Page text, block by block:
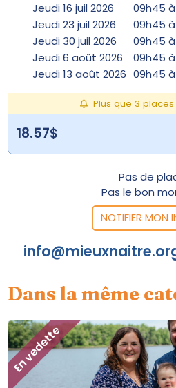
Jeudi 16 juil 2026
09h45 à
Jeudi 23 juil 2026
09h45 à
Jeudi 30 juil 2026
09h45 à
Jeudi 6 août 2026
09h45 à
Jeudi 13 août 2026 09h45 à
Plus que 3
18.57$
Pas de
Pas le bon
NOTIFIER MON
Dans la même